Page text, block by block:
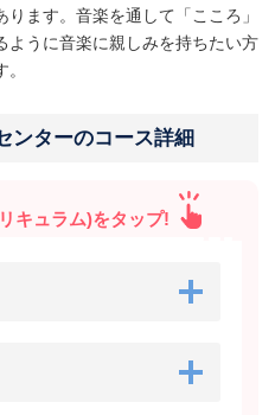
ます。音楽を通して「こころ」
ように音楽に親しみを持ちたい方
ンターのコース詳細
キュラム)をタップ!